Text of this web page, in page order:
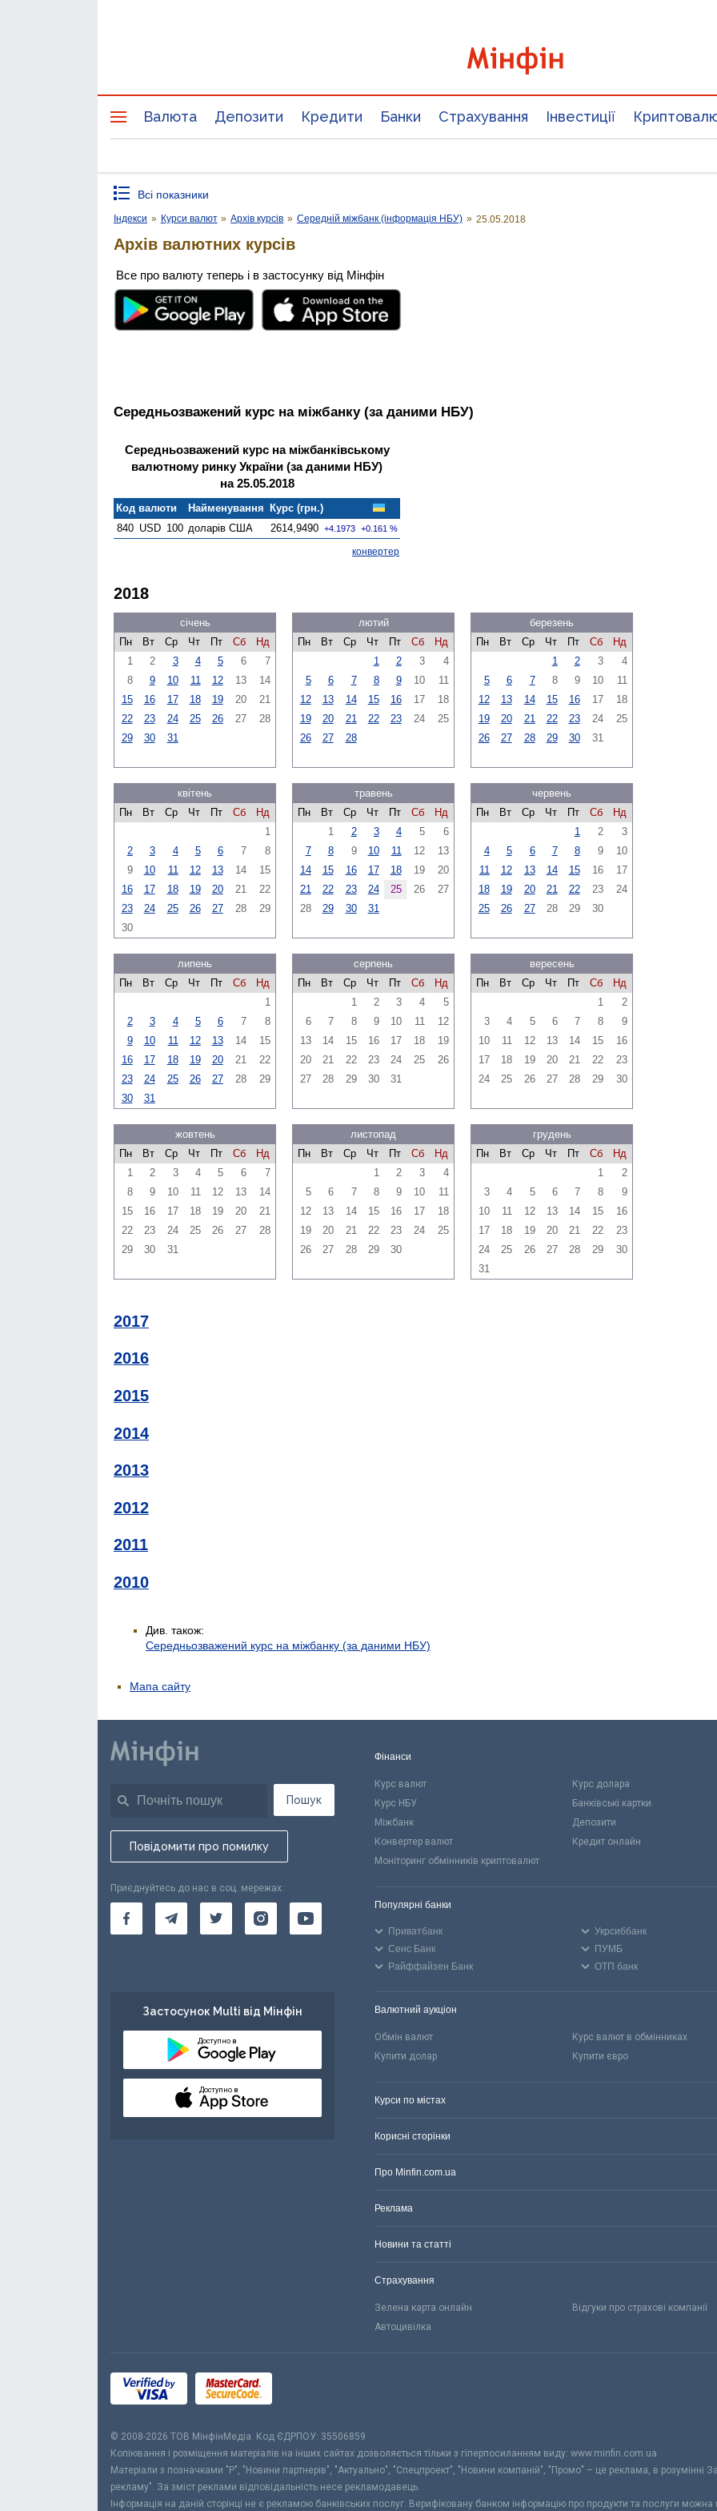
Валюта Депозити Кредити Банки Страхування Інвестиції
Всі показники
Індекси » Курси валют » Архів курсів » Середній міжбанк (інформація НБУ) » 25.05.2018
Архів валютних курсів
Все про валюту теперь і в застосунку від Мінфін
Середньозважений курс на міжбанку (за даними НБУ)
Середньозважений курс на міжбанківському
валютному ринку України (за даними НБУ)
на 25.05.2018
Код валюти Найменування
Курс (грн.)
840 USD 100 доларів США 2614,9490 +4.1973 +0.161 %
конвертер
2018
січень
Пн
Вт Ср Чт Пт Сб
Нд
1
2 3 4 5 6
7
8
9 10 11 12 13
14
15
16 17 18 19 20
21
22
23 24 25 26 27
28
29
30 31
лютий
Пн
Вт Ср Чт Пт Сб
Нд
1
2 3
4
5
6 7 8 9 10
11
12
13 14 15 16 17
18
19
20 21 22 23 24
25
26
27 28
березень
Пн
Вт Ср Чт Пт Сб
Нд
1
2 3
4
5
6 7 8 9 10
11
12
13 14 15 16 17
18
19
20 21 22 23 24
25
26
27 28 29 30 31
квітень
Пн
Вт Ср Чт Пт Сб
Нд
1
2
3 4 5 6 7
8
9
10 11 12 13 14
15
16
17 18 19 20 21
22
23
24 25 26 27 28
29
30
травень
Пн
Вт Ср Чт Пт Сб
Нд
1
2 3 4 5
6
7
8 9 10 11 12
13
14
15 16 17 18 19
20
21
22 23 24 25 26
27
28
29 30 31
червень
Пн
Вт Ср Чт Пт Сб
Нд
1
2
3
4
5 6 7 8 9
10
11
12 13 14 15 16
17
18
19 20 21 22 23
24
25
26 27 28 29 30
липень
Пн
Вт Ср Чт Пт Сб
Нд
1
2
3 4 5 6 7
8
9
10 11 12 13 14
15
16
17 18 19 20 21
22
23
24 25 26 27 28
29
30
31
серпень
Пн
Вт Ср Чт Пт Сб
Нд
1
2 3 4
5
6
7 8 9 10 11
12
13
14 15 16 17 18
19
20
21 22 23 24 25
26
27
28 29 30 31
вересень
Пн
Вт Ср Чт Пт Сб
Нд
1
2
3
4 5 6 7 8
9
10
11 12 13 14 15
16
17
18 19 20 21 22
23
24
25 26 27 28 29 30
жовтень
Пн
Вт Ср Чт Пт Сб
Нд
1
2 3 4 5 6
7
8
9 10 11 12 13
14
15
16 17 18 19 20
21
22
23 24 25 26 27
28
29
30 31
листопад
Пн
Вт Ср Чт Пт Сб
Нд
1
2 3
4
5
6 7 8 9 10
11
12
13 14 15 16 17
18
19
20 21 22 23 24
25
26
27 28 29 30
грудень
Пн
Вт Ср Чт Пт Сб
Нд
1
2
3
4 5 6 7 8
9
10
11 12 13 14 15
16
17
18 19 20 21 22
23
24
25 26 27 28 29
30
31
2017
2016
2015
2014
2013
2012
2011
2010
Див. також:
Середньозважений курс на міжбанку (за даними НБУ)
Мапа сайту
Пошук
Повідомити про помилку
Приєднуйтесь до нас в соц. мережах:
Застосунок Multi від Мінфін
Доступно в
Доступно в
Фінанси
Курс валют Курс долара
Курс НБУ
Банківські картки
Міжбанк
Депозити
Конвертер валют
Кредит онлайн
Моніторинг обмінників криптовалют
Популярні банки
Приватбанк Укрсиббанк
Сенс Банк
ПУМБ
Райффайзен Банк
ОТП банк
Валютний аукціон
Обмін валют Курс валют в обмінниках
Купити долар
Купити євро
Курси по містах
Корисні сторінки
Про Minfin.com.ua
Реклама
Новини та статті
Страхування
Зелена карта онлайн Відгуки про страхові компанії
Автоцивілка
© 2008-2026 ТОВ МiнфiнМедiа. Код ЄДРПОУ: 35506859
Копіювання і розміщення матеріалів на інших сайтах дозволяється тільки з гіперпосиланням виду: www.minfin.com.ua
Матеріали з позначками "Р", "Новини партнерів", "Актуально", "Спецпроект", "Новини компаній", "Промо" – це реклама, в розумінні
рекламу". За зміст реклами відповідальність несе рекламодавець.
Інформація на даній сторінці не є рекламою банківських послуг. Верифіковану банком інформацію про продукти та послуги